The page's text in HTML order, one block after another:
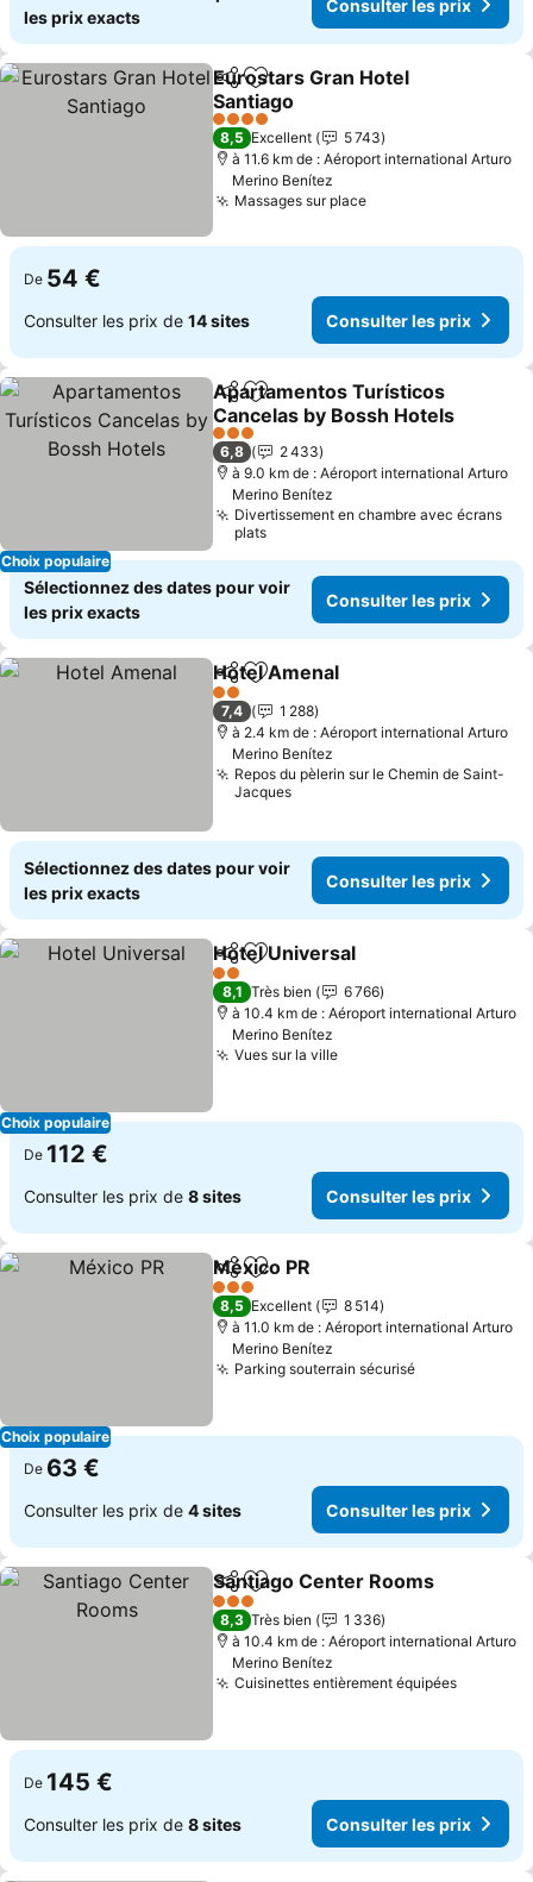
les prix exacts
Consulter les prix
PartagerAjouter à mes favoris
Eurostars Gran Hotel
Santiago
4 Étoiles
8,5 Excellent
5 743
à 11.6 km de : Aéroport international Arturo
Merino Benítez
Massages sur place
De 54 €
Consulter les prix de 14 sites Consulter les prix
Choix populaire
PartagerAjouter à mes favoris
Apartamentos Turísticos
Cancelas by Bossh Hotels
3 Étoiles
6,8
2 433
à 9.0 km de : Aéroport international Arturo
Merino Benítez
Divertissement en chambre avec écrans
plats
Sélectionnez des dates pour voir
les prix exacts
Consulter les prix
PartagerAjouter à mes favoris
Hotel Amenal
2 Étoiles
7,4
1 288
à 2.4 km de : Aéroport international Arturo
Merino Benítez
Repos du pèlerin sur le Chemin de Saint-
Jacques
Sélectionnez des dates pour voir
les prix exacts
Consulter les prix
Choix populaire
PartagerAjouter à mes favoris
Hotel Universal
2 Étoiles
8,1 Très bien
6 766
à 10.4 km de : Aéroport international Arturo
Merino Benítez
Vues sur la ville
De 112 €
Consulter les prix de 8 sites Consulter les prix
Choix populaire
PartagerAjouter à mes favoris
México PR
3 Étoiles
8,5 Excellent
8 514
à 11.0 km de : Aéroport international Arturo
Merino Benítez
Parking souterrain sécurisé
De 63 €
Consulter les prix de 4 sites Consulter les prix
PartagerAjouter à mes favoris
Santiago Center Rooms
3 Étoiles
8,3 Très bien
1 336
à 10.4 km de : Aéroport international Arturo
Merino Benítez
Cuisinettes entièrement équipées
De 145 €
Consulter les prix de 8 sites Consulter les prix